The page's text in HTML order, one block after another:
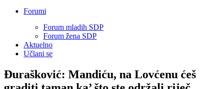
Forumi
Forum mladih SDP
Forum žena SDP
Aktuelno
Učlani se
Đurašković: Mandiću, na Lovćenu ćeš